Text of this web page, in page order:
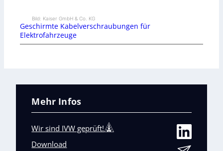
Bild: Kaiser GmbH & Co. KG
Geschirmte Kabelverschraubungen für
Elektrofahrzeuge
Mehr Infos
Wir sind IVW geprüft!
Download